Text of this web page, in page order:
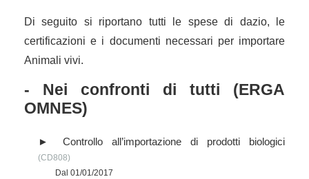
Di seguito si riportano tutti le spese di dazio, le
certificazioni e i documenti necessari per importare
Animali vivi.
- Nei confronti di tutti (ERGA
OMNES)
Controllo all’importazione di prodotti biologici
(CD808)
Dal 01/01/2017